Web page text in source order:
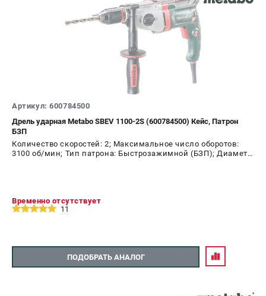
Артикул: 600784500
Дрель ударная Metabo SBEV 1100-2S (600784500) Кейс, Патрон
БЗП
Количество скоростей: 2; Максимальное число оборотов:
3100 об/мин; Тип патрона: Быстрозажимной (БЗП); Диаметр
Временно отсутствует
11
ПОДОБРАТЬ АНАЛОГ